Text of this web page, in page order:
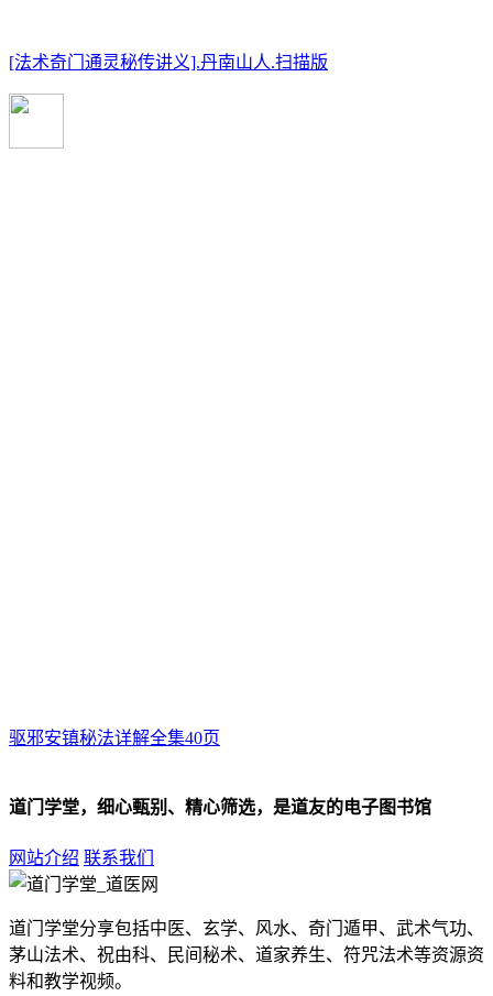
[法术奇门通灵秘传讲义].丹南山人.扫描版
驱邪安镇秘法详解全集40页
道门学堂，细心甄别、精心筛选，是道友的电子图书馆
网站介绍 联系我们
道门学堂分享包括中医、玄学、风水、奇门遁甲、武术气功、
茅山法术、祝由科、民间秘术、道家养生、符咒法术等资源资
料和教学视频。